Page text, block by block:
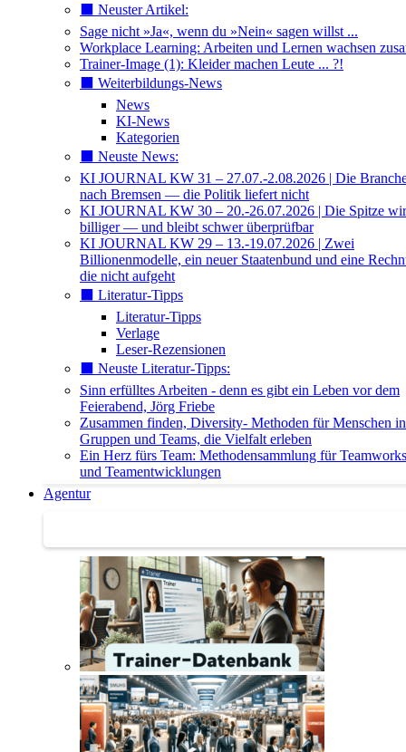
⬛️ Neuster Artikel:
Sage nicht »Ja«, wenn du »Nein« sagen willst ...
Workplace Learning: Arbeiten und Lernen wachsen
Trainer-Image (1): Kleider machen Leute ... ?!
⬛️ Weiterbildungs-News
News
KI-News
Kategorien
⬛️ Neuste News:
KI JOURNAL KW 31 – 27.07.-2.08.2026 | Die
nach Bremsen — die Politik liefert nicht
KI JOURNAL KW 30 – 20.-26.07.2026 | Die Spitze
billiger — und bleibt schwer überprüfbar
KI JOURNAL KW 29 – 13.-19.07.2026 | Zwei
Billionenmodelle, ein neuer Staatenbund und eine
die nicht aufgeht
⬛️ Literatur-Tipps
Literatur-Tipps
Verlage
Leser-Rezensionen
⬛️ Neuste Literatur-Tipps:
Sinn erfülltes Arbeiten - denn es gibt ein Leben vor dem
Feierabend, Jörg Friebe
Zusammen finden, Diversity- Methoden für Menschen in
Gruppen und Teams, die Vielfalt erleben
Ein Herz fürs Team: Methodensammlung für
und Teamentwicklungen
Agentur